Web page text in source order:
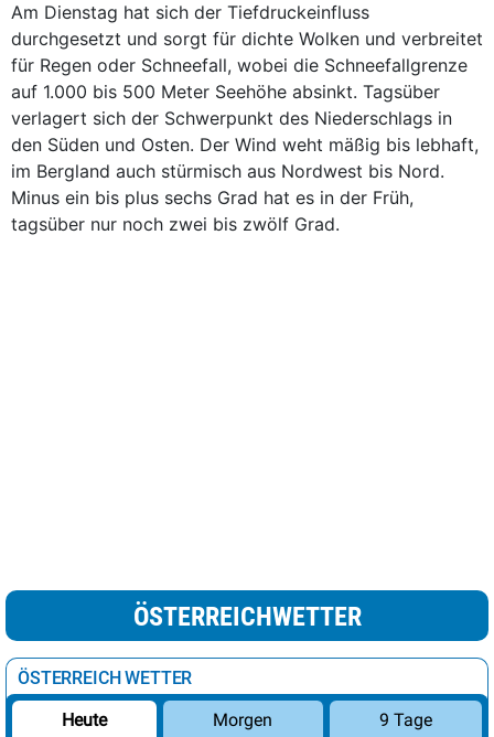
Am Dienstag hat sich der Tiefdruckeinfluss
durchgesetzt und sorgt für dichte Wolken und verbreitet
für Regen oder Schneefall, wobei die Schneefallgrenze
auf 1.000 bis 500 Meter Seehöhe absinkt. Tagsüber
verlagert sich der Schwerpunkt des Niederschlags in
den Süden und Osten. Der Wind weht mäßig bis lebhaft,
im Bergland auch stürmisch aus Nordwest bis Nord.
Minus ein bis plus sechs Grad hat es in der Früh,
tagsüber nur noch zwei bis zwölf Grad.
ÖSTERREICHWETTER
ÖSTERREICH WETTER
Heute Morgen 9 Tage